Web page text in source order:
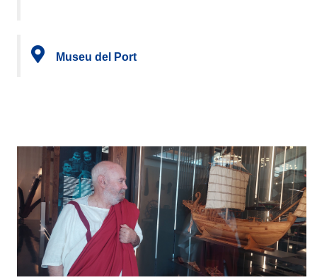
Museu del Port